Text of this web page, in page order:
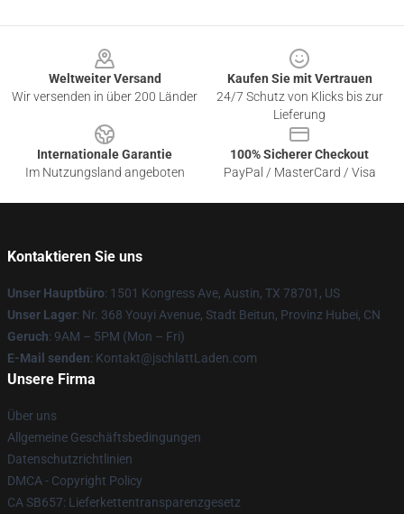
Weltweiter Versand
Wir versenden in über 200 Länder
Kaufen Sie mit Vertrauen
24/7 Schutz von Klicks bis zur
Lieferung
Internationale Garantie
Im Nutzungsland angeboten
100% Sicherer Checkout
PayPal / MasterCard / Visa
Kontaktieren Sie uns
Unser Hauptbüro: 1501 Kongress Ave, Austin, TX 78701, US
Unser Lager: Nr. 368 Youyi Avenue, Stadt Beitun, Provinz Hubei, CN
Geruch: 9AM – 5PM (Mon – Fri)
E-Mail senden: Kontakt@jschlattLaden.com
Unsere Firma
Über uns
Allgemeine Geschäftsbedingungen
Datenschutzrichtlinien
DMCA - Copyright Policy
CA SB657: Lieferkettentransparenzgesetz